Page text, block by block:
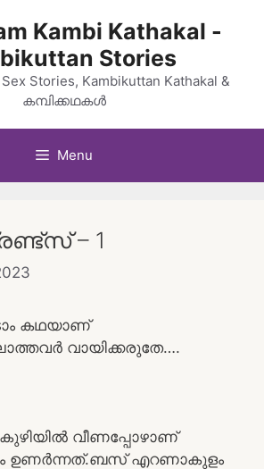
Kambi Kathakal -
Stories
Stories, Kambikuttan Kathakal &
കമ്പിക്കഥകൾ
Menu
– 1
കഥയാണ്
വായിക്കരുതേ….
വീണപ്പോഴാണ്
ഉണർന്നത്.ബസ് എറണാകുളം